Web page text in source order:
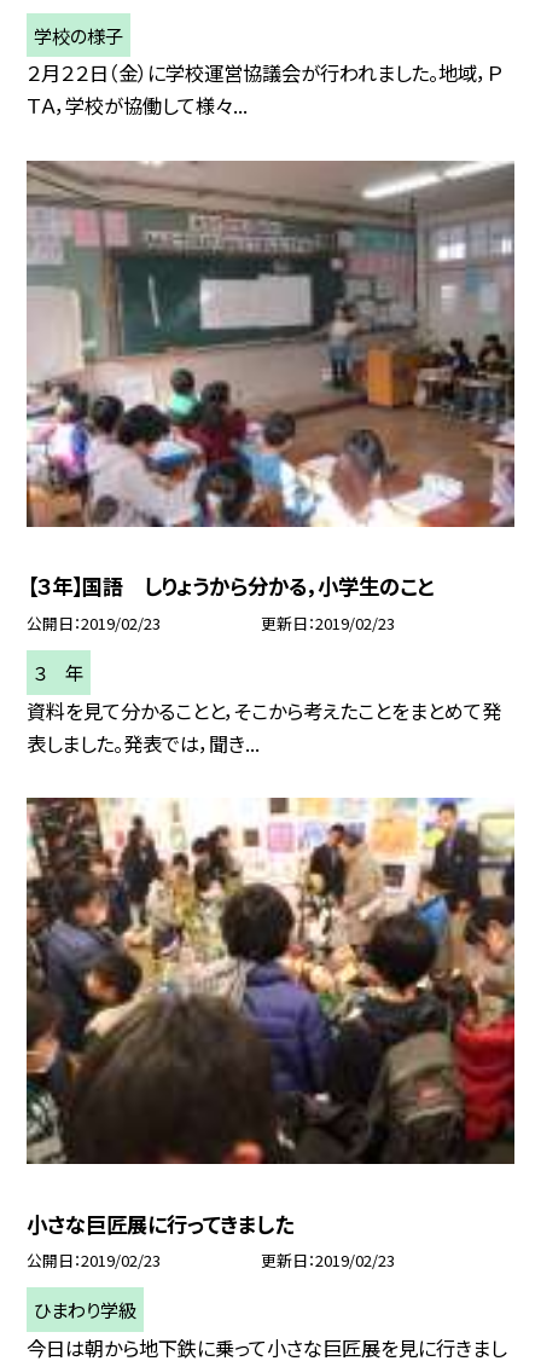
学校の様子
２月２２日（金）に学校運営協議会が行われました。地域，Ｐ
ＴＡ，学校が協働して様々...
【３年】国語 しりょうから分かる，小学生のこと
公開日 2019/02/23 更新日 2019/02/23
３ 年
資料を見て分かることと，そこから考えたことをまとめて発
表しました。発表では，聞き...
小さな巨匠展に行ってきました
公開日 2019/02/23 更新日 2019/02/23
ひまわり学級
今日は朝から地下鉄に乗って小さな巨匠展を見に行きまし